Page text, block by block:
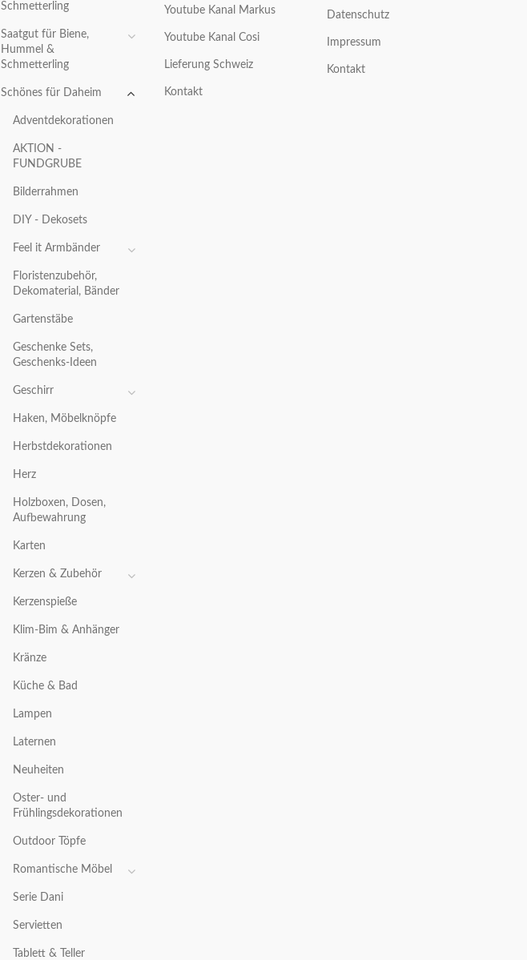
Schmetterling
Saatgut für Biene,
Hummel &
Schmetterling
Schönes für Daheim
Adventdekorationen
AKTION -
FUNDGRUBE
Bilderrahmen
DIY - Dekosets
Feel it Armbänder
Floristenzubehör,
Dekomaterial, Bänder
Gartenstäbe
Geschenke Sets,
Geschenks-Ideen
Geschirr
Haken, Möbelknöpfe
Herbstdekorationen
Herz
Holzboxen, Dosen,
Aufbewahrung
Karten
Kerzen & Zubehör
Kerzenspieße
Klim-Bim & Anhänger
Kränze
Küche & Bad
Lampen
Laternen
Neuheiten
Oster- und
Frühlingsdekorationen
Outdoor Töpfe
Romantische Möbel
Serie Dani
Servietten
Tablett & Teller
Youtube Kanal Markus
Youtube Kanal Cosi
Lieferung Schweiz
Kontakt
Datenschutz
Impressum
Kontakt